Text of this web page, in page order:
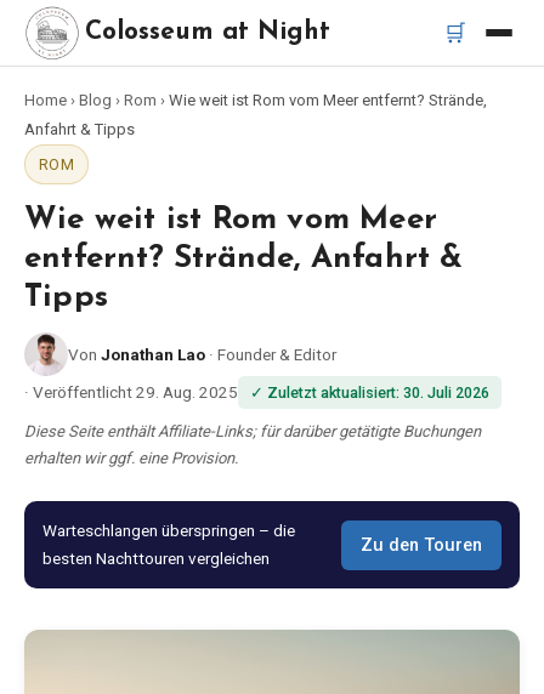
Colosseum at Night 🛒
Startseite
Beste Touren
Beste Kolosseum Nachttouren
Beste Touren in Rom
Bus-Tour Rom
Vespa-Tour Rom
Katakomben-Tour Rom
Blog
Home › Blog › Rom › Wie weit ist Rom vom Meer entfernt? Strände,
Anfahrt & Tipps
ROM
Wie weit ist Rom vom Meer
entfernt? Strände, Anfahrt &
Tipps
Von Jonathan Lao · Founder & Editor
· Veröffentlicht29. Aug. 2025 ✓ Zuletzt aktualisiert: 30. Juli 2026
Diese Seite enthält Affiliate-Links; für darüber getätigte Buchungen
erhalten wir ggf. eine Provision.
Warteschlangen überspringen – die
besten Nachttouren vergleichen
Zu den Touren